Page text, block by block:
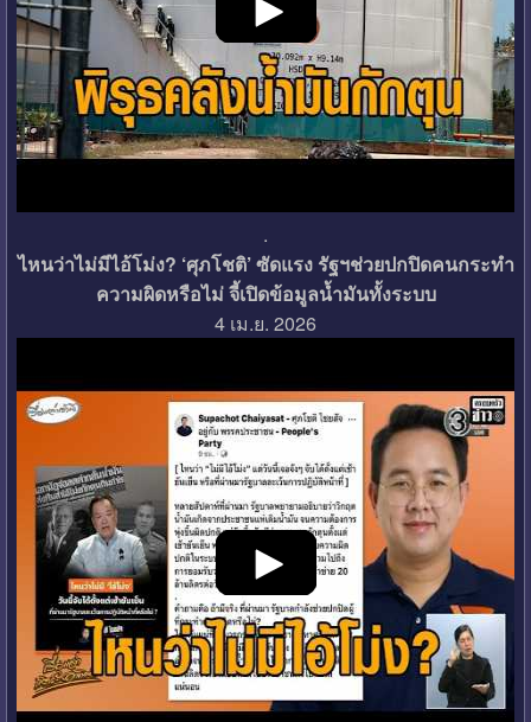
.
ไหนว่าไม่มีไอ้โม่ง? ‘ศุภโชติ’ ซัดแรง รัฐฯช่วยปกปิดคนกระทำ
ความผิดหรือไม่ จี้เปิดข้อมูลน้ำมันทั้งระบบ
4 เม.ย. 2026